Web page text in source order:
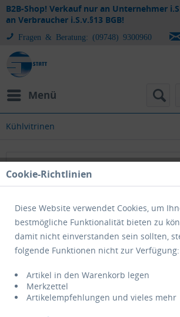
B2B-Shop! Verkauf nur an Unternehmer
an Verbraucher i.S.v.§13 BGB!
Fragen & Beratung: (09748) 9300960
Menü
Kühlvitrinen
Kühlvitrinen
Service Hotline
Shop Service
Cookie-Richtlinien
Diese Website verwendet Cookies, um
bestmögliche Funktionalität bieten zu
damit nicht einverstanden sein sollten,
folgende Funktionen nicht zur Verfügung:
Artikel in den Warenkorb legen
Merkzettel
Artikelempfehlungen und vieles mehr